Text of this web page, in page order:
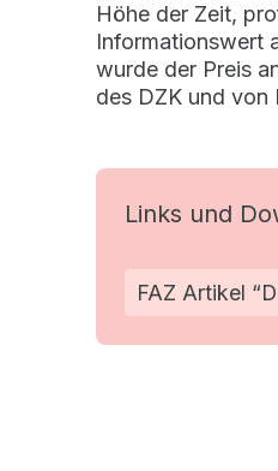
Höhe der Zeit,
Informationswert
wurde der Preis
des DZK und von
Links und
FAZ Artikel